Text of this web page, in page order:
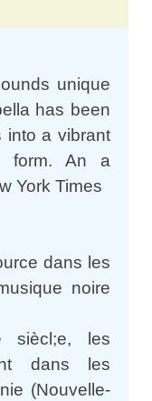
unique
has been
into a vibrant
form. An a
York Times
dans les
noire
siècl;e, les
dans les
(Nouvelle-